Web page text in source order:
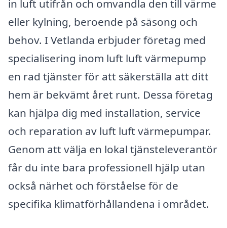
in luft utifrån och omvandla den till värme
eller kylning, beroende på säsong och
behov. I Vetlanda erbjuder företag med
specialisering inom luft luft värmepump
en rad tjänster för att säkerställa att ditt
hem är bekvämt året runt. Dessa företag
kan hjälpa dig med installation, service
och reparation av luft luft värmepumpar.
Genom att välja en lokal tjänsteleverantör
får du inte bara professionell hjälp utan
också närhet och förståelse för de
specifika klimatförhållandena i området.